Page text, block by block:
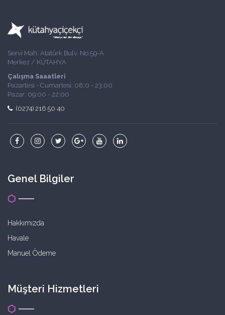
Servi Mah. Atatürk Bulv. No:59-A
Merkez / KÜTAHYA
Çalışma Saaatleri
Pazartesi - Cumartesi: 08:0 - 23:00
Pazar: 09:00 - 22:00
(0274) 216 50 40
Genel Bilgiler
Hakkımızda
Havale
Manuel Ödeme
Müşteri Hizmetleri